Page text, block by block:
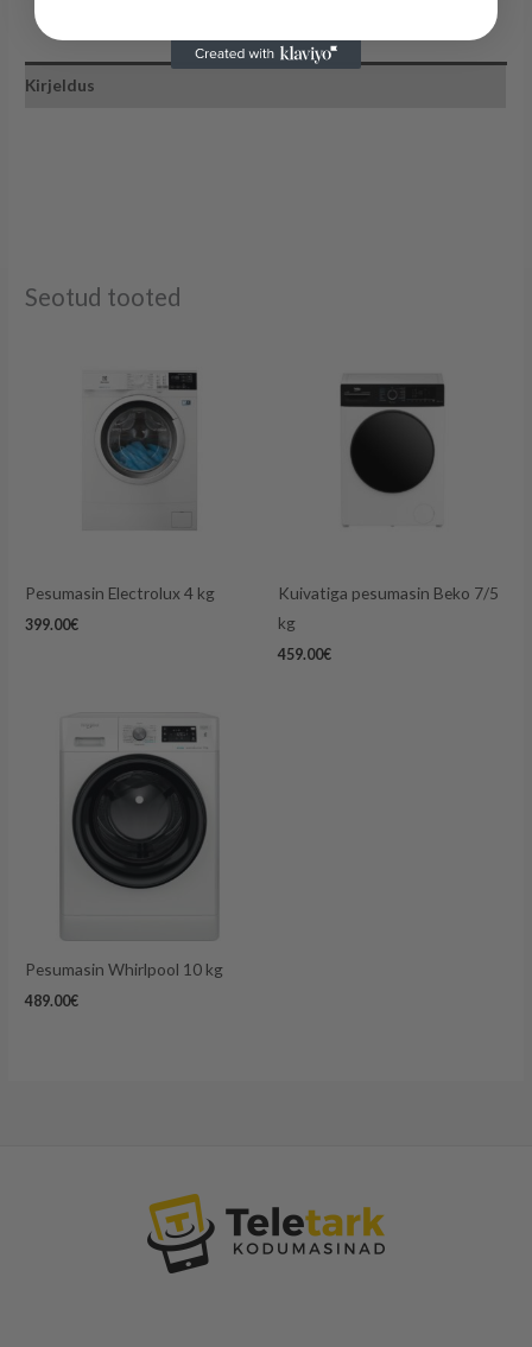
Kirjeldus
Seotud tooted
Pesumasin Electrolux 4 kg
399.00€
Kuivatiga pesumasin Beko 7/5
kg
459.00€
Pesumasin Whirlpool 10 kg
489.00€